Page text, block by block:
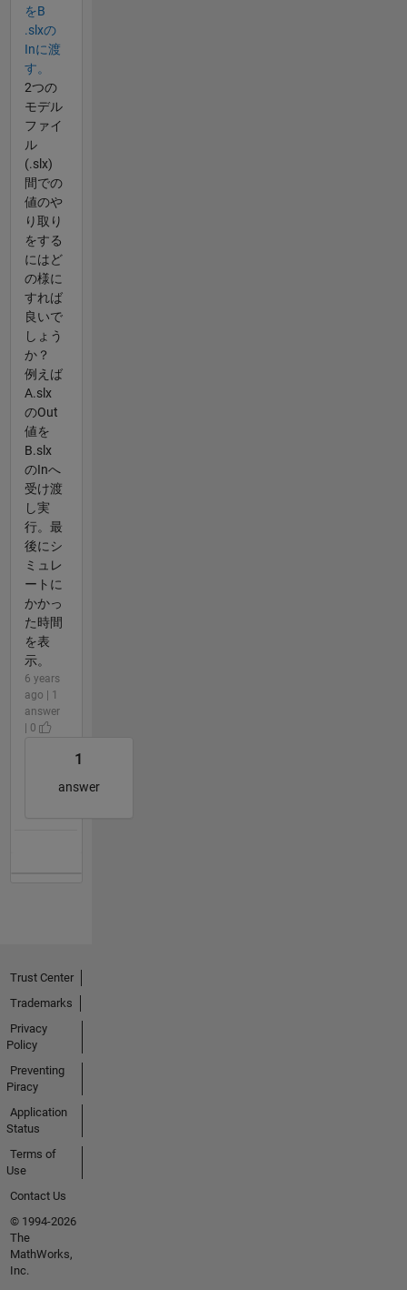
をB​
.slxの
Inに渡
す​。
2つの
モデル
ファイ
ル
(.slx)
間での
値のや
り取り
をする
にはど
の様に
すれば
良いで
しょう
か？
例えば
A.slx
のOut
値を
B.slx
のInへ
受け渡
し実
行。最
後にシ
ミュレ
ートに
かかっ
た時間
を表
示。
6 years
ago | 1
answer
| 0
1
answer
Trust Center
Trademarks
Privacy
Policy
Preventing
Piracy
Application
Status
Terms of
Use
Contact Us
© 1994-2026
The
MathWorks,
Inc.